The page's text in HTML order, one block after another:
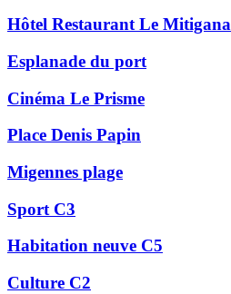
Hôtel Restaurant Le Mitigana
Esplanade du port
Cinéma Le Prisme
Place Denis Papin
Migennes plage
Sport C3
Habitation neuve C5
Culture C2